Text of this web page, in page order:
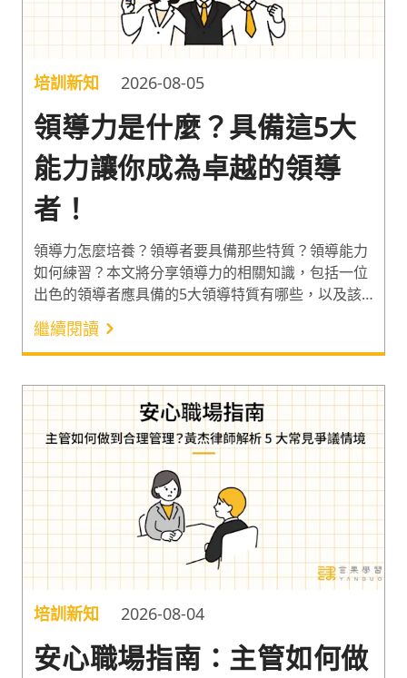
培訓新知 2026-08-05
領導力是什麼？具備這5大
能力讓你成為卓越的領導
者！
領導力怎麼培養？領導者要具備那些特質？領導能力
如何練習？本文將分享領導力的相關知識，包括一位
出色的領導者應具備的5大領導特質有哪些，以及該
如何掌握領導能力。並在文末推薦全方位的領導力課
程給您！
繼續閱讀
培訓新知 2026-08-04
安心職場指南：主管如何做